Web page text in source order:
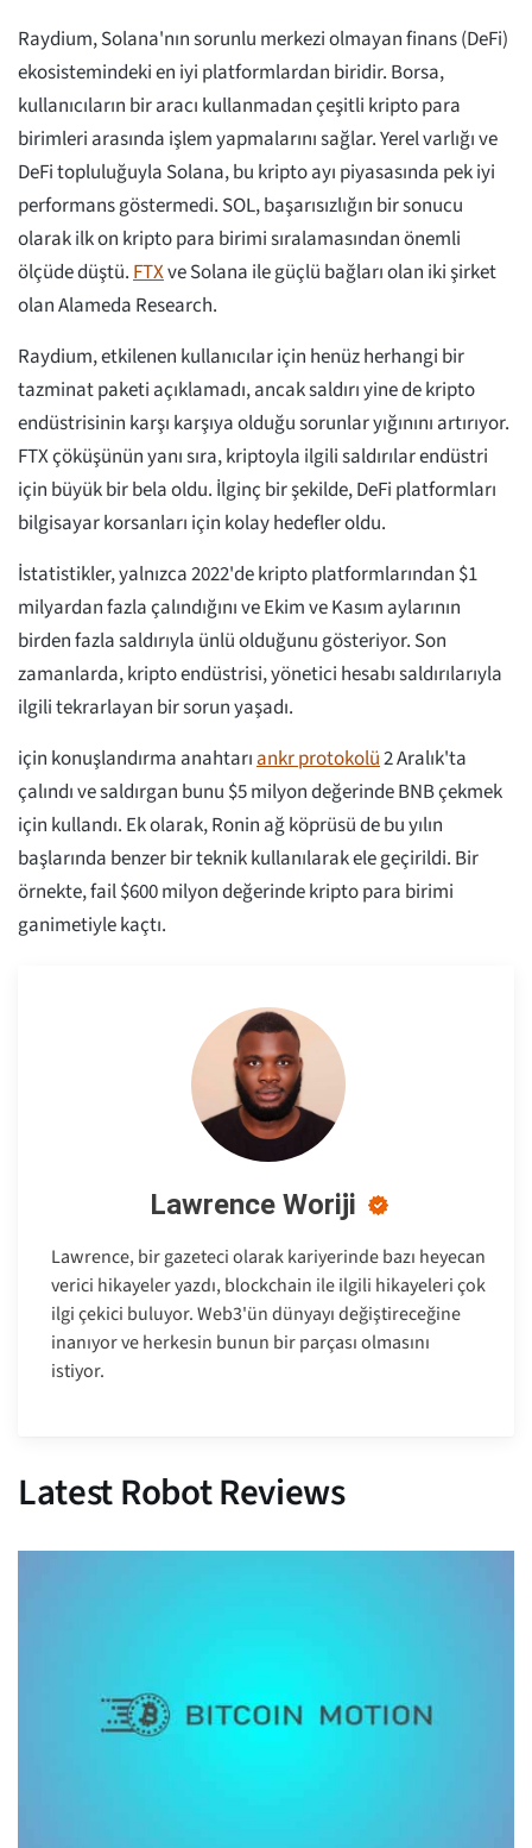
Raydium, Solana'nın sorunlu merkezi olmayan finans (DeFi)
ekosistemindeki en iyi platformlardan biridir. Borsa,
kullanıcıların bir aracı kullanmadan çeşitli kripto para
birimleri arasında işlem yapmalarını sağlar. Yerel varlığı ve
DeFi topluluğuyla Solana, bu kripto ayı piyasasında pek iyi
performans göstermedi. SOL, başarısızlığın bir sonucu
olarak ilk on kripto para birimi sıralamasından önemli
ölçüde düştü.FTXve Solana ile güçlü bağları olan iki şirket
olan Alameda Research.
Raydium, etkilenen kullanıcılar için henüz herhangi bir
tazminat paketi açıklamadı, ancak saldırı yine de kripto
endüstrisinin karşı karşıya olduğu sorunlar yığınını artırıyor.
FTX çöküşünün yanı sıra, kriptoyla ilgili saldırılar endüstri
için büyük bir bela oldu. İlginç bir şekilde, DeFi platformları
bilgisayar korsanları için kolay hedefler oldu.
İstatistikler, yalnızca 2022'de kripto platformlarından $1
milyardan fazla çalındığını ve Ekim ve Kasım aylarının
birden fazla saldırıyla ünlü olduğunu gösteriyor. Son
zamanlarda, kripto endüstrisi, yönetici hesabı saldırılarıyla
ilgili tekrarlayan bir sorun yaşadı.
için konuşlandırma anahtarıankr protokolü2 Aralık'ta
çalındı ve saldırgan bunu $5 milyon değerinde BNB çekmek
için kullandı. Ek olarak, Ronin ağ köprüsü de bu yılın
başlarında benzer bir teknik kullanılarak ele geçirildi. Bir
örnekte, fail $600 milyon değerinde kripto para birimi
ganimetiyle kaçtı.
Lawrence Woriji
Lawrence, bir gazeteci olarak kariyerinde bazı heyecan
verici hikayeler yazdı, blockchain ile ilgili hikayeleri çok
ilgi çekici buluyor. Web3'ün dünyayı değiştireceğine
inanıyor ve herkesin bunun bir parçası olmasını
istiyor.
Latest Robot Reviews